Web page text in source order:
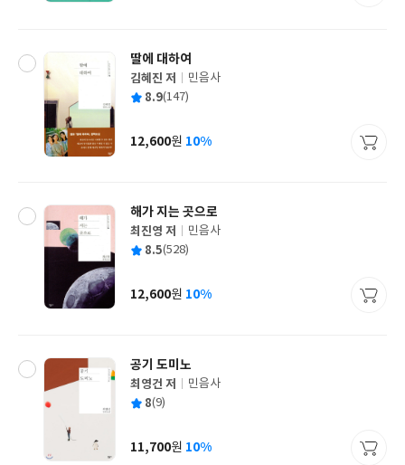
딸에 대하여
글
쓴
김혜진 저
출
사
민음사
평 8.9(147)
가
12,600원 10%
해가 지는 곳으로
글
쓴
최진영 저
출
사
민음사
평 8.5(528)
가
12,600원 10%
공기 도미노
글
쓴
최영건 저
출
사
민음사
평 8(9)
가
11,700원 10%